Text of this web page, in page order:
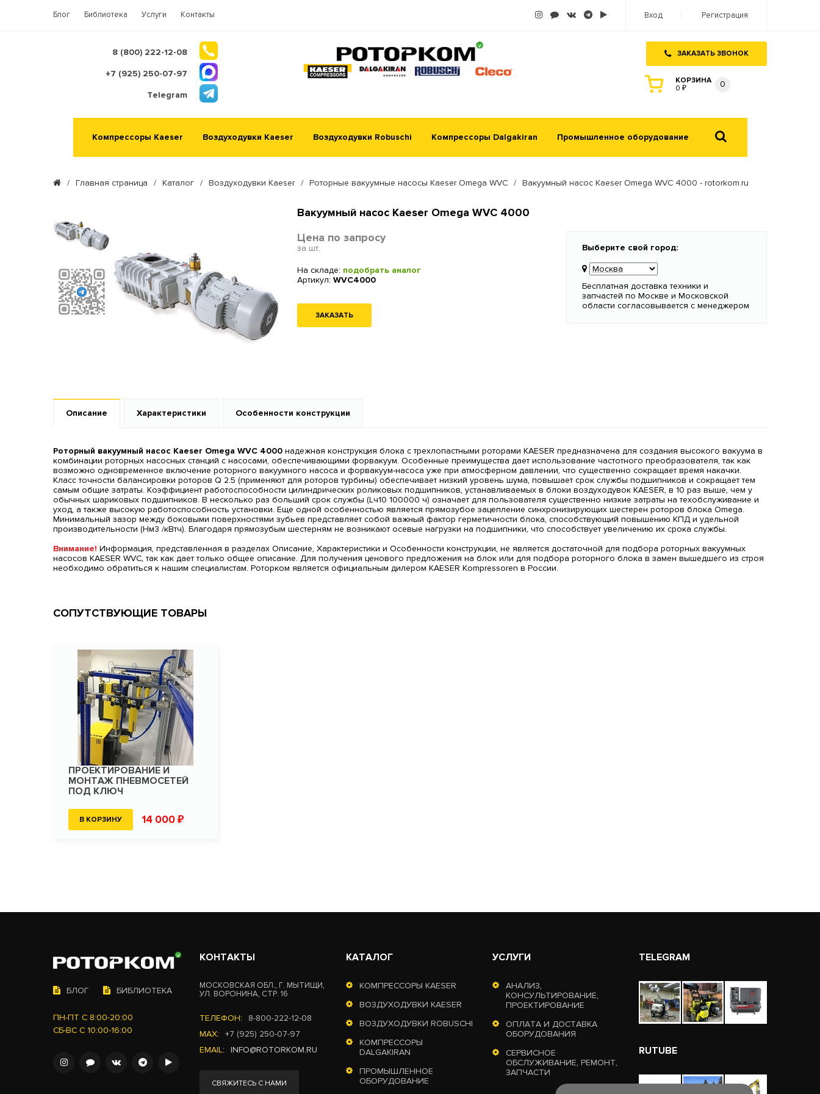
Блог Библиотека Услуги Контакты Вход Регистрация
8 (800) 222-12-08
+7 (925) 250-07-97
Telegram
ЗАКАЗАТЬ ЗВОНОК
КОРЗИНА
0 ₽
0
Компрессоры Kaeser Воздуходувки Kaeser Воздуходувки Robuschi Компрессоры Dalgakiran Промышленное оборудование
/ Главная страница / Каталог / Воздуходувки Kaeser / Роторные вакуумные насосы Kaeser Omega WVC / Вакуумный насос Kaeser Omega WVC 4000 - rotorkom.ru
Вакуумный насос Kaeser Omega WVC 4000
Цена по запросу
за шт.
На складе: подобрать аналог
Артикул: WVC4000
ЗАКАЗАТЬ
Выберите свой город:
Бесплатная доставка техники и
запчастей по Москве и Московской
области согласовывается с менеджером
Описание Характеристики Особенности конструкции
Роторный вакуумный насос Kaeser Omega WVC 4000 надежная конструкция блока с трехлопастными роторами KAESER предназначена для создания высокого вакуума в
комбинации роторных насосных станций с насосами, обеспечивающими форвакуум. Особенные преимущества дает использование частотного преобразователя, так как
возможно одновременное включение роторного вакуумного насоса и форвакуум-насоса уже при атмосферном давлении, что существенно сокращает время накачки.
Класс точности балансировки роторов Q 2.5 (применяют для роторов турбины) обеспечивает низкий уровень шума, повышает срок службы подшипников и сокращает тем
самым общие затраты. Коэффициент работоспособности цилиндрических роликовых подшипников, устанавливаемых в блоки воздуходувок KAESER, в 10 раз выше, чем у
обычных шариковых подшипников. В несколько раз больший срок службы (Lч10 100000 ч) означает для пользователя существенно низкие затраты на техобслуживание и
уход, а также высокую работоспособность установки. Еще одной особенностью является прямозубое зацепление синхронизирующих шестерен роторов блока Omega.
Минимальный зазор между боковыми поверхностями зубьев представляет собой важный фактор герметичности блока, способствующий повышению КПД и удельной
производительности (Нм3 /кВтч). Благодаря прямозубым шестерням не возникают осевые нагрузки на подшипники, что способствует увеличению их срока службы.
Внимание! Информация, представленная в разделах Описание, Характеристики и Особенности конструкции, не является достаточной для подбора роторных вакуумных
насосов KAESER WVC, так как дает только общее описание. Для получения ценового предложения на блок или для подбора роторного блока в замен вышедшего из строя
необходимо обратиться к нашим специалистам. Роторком является официальным дилером KAESER Kompressoren в России.
СОПУТСТВУЮЩИЕ ТОВАРЫ
ПРОЕКТИРОВАНИЕ И
МОНТАЖ ПНЕВМОСЕТЕЙ
ПОД КЛЮЧ
В КОРЗИНУ 14 000 ₽
БЛОГ БИБЛИОТЕКА
ПН-ПТ С 8:00-20:00
СБ-ВС С 10:00-16:00
КОНТАКТЫ
МОСКОВСКАЯ ОБЛ., Г. МЫТИЩИ,
УЛ. ВОРОНИНА, СТР. 16
ТЕЛЕФОН:
8-800-222-12-08
MAX: +7 (925) 250-07-97
EMAIL: INFO@ROTORKOM.RU
СВЯЖИТЕСЬ С НАМИ
КАТАЛОГ
КОМПРЕССОРЫ KAESER
ВОЗДУХОДУВКИ KAESER
ВОЗДУХОДУВКИ ROBUSCHI
КОМПРЕССОРЫ
DALGAKIRAN
ПРОМЫШЛЕННОЕ
ОБОРУДОВАНИЕ
УСЛУГИ
АНАЛИЗ,
КОНСУЛЬТИРОВАНИЕ,
ПРОЕКТИРОВАНИЕ
ОПЛАТА И ДОСТАВКА
ОБОРУДОВАНИЯ
СЕРВИСНОЕ
ОБСЛУЖИВАНИЕ, РЕМОНТ,
ЗАПЧАСТИ
TELEGRAM
RUTUBE